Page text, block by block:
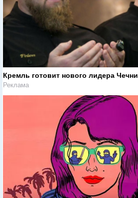
Кремль готовит нового лидера Чечни
Реклама